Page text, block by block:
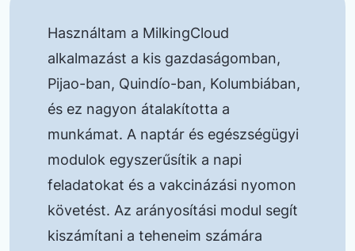
Használtam a MilkingCloud
alkalmazást a kis gazdaságomban,
Pijao-ban, Quindío-ban, Kolumbiában,
és ez nagyon átalakította a
munkámat. A naptár és egészségügyi
modulok egyszerűsítik a napi
feladatokat és a vakcinázási nyomon
követést. Az arányosítási modul segít
kiszámítani a teheneim számára